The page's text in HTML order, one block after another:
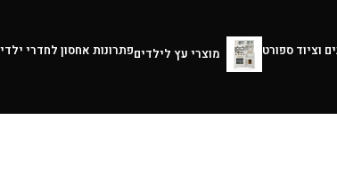
וציוד ספורט מוצרי עץ לילדיםפתרונות אחסון לחדרי